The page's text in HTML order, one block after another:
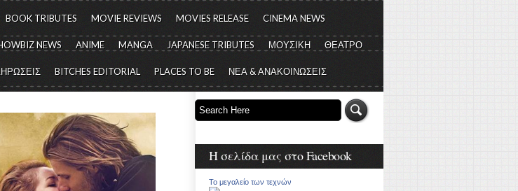
BOOK TRIBUTES MOVIE REVIEWS MOVIES RELEASE CINEMA NEWS
NEWS ANIME MANGA JAPANESE TRIBUTES ΜΟΥΣΙΚΗ ΘΕΑΤΡΟ
BITCHES EDITORIAL PLACES TO BE ΝΕΑ & ΑΝΑΚΟΙΝΩΣΕΙΣ
Η σελίδα μας στο Facebook
Το μεγαλείο των τεχνών